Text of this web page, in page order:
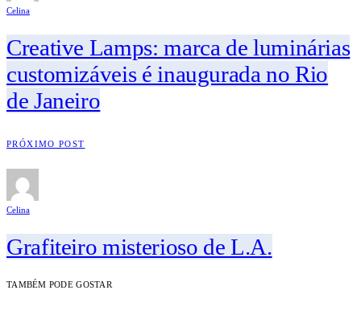
Celina
Creative Lamps: marca de luminárias
customizáveis é inaugurada no Rio
de Janeiro
PRÓXIMO POST
Celina
Grafiteiro misterioso de L.A.
TAMBÉM PODE GOSTAR